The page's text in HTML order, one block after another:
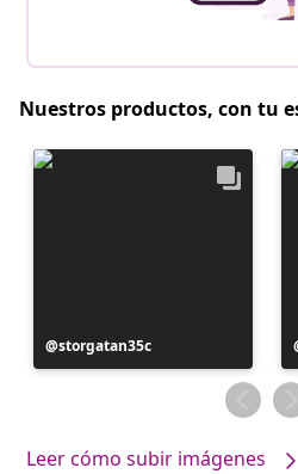
Nuestros productos, con tu
Publicación
realizada
storgatan35c
Leer cómo subir imágenes